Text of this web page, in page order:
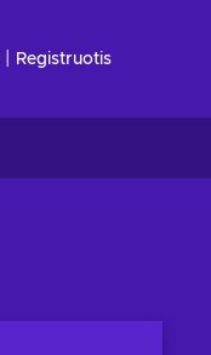
Registruotis